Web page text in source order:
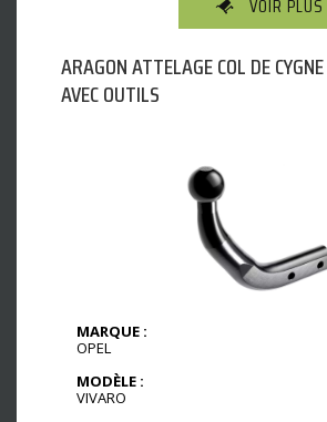
VOIR PLUS
ARAGON ATTELAGE COL DE
AVEC OUTILS
MARQUE :
OPEL
MODÈLE :
VIVARO